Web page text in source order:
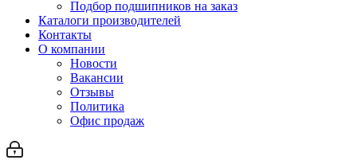
Подбор подшипников на заказ
Каталоги производителей
Контакты
О компании
Новости
Вакансии
Отзывы
Политика
Офис продаж